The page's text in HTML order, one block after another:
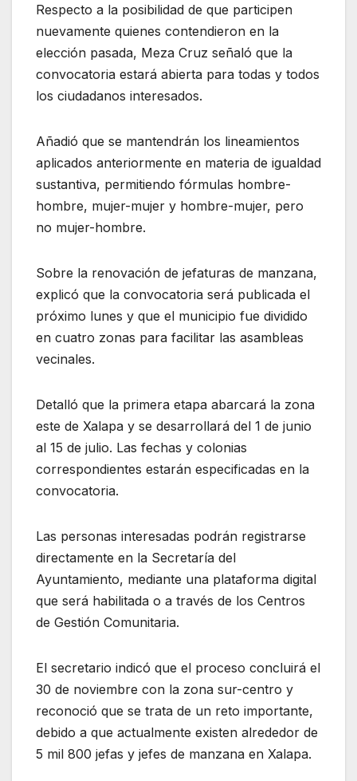
Respecto a la posibilidad de que participen
nuevamente quienes contendieron en la
elección pasada, Meza Cruz señaló que la
convocatoria estará abierta para todas y todos
los ciudadanos interesados.
Añadió que se mantendrán los lineamientos
aplicados anteriormente en materia de igualdad
sustantiva, permitiendo fórmulas hombre-
hombre, mujer-mujer y hombre-mujer, pero
no mujer-hombre.
Sobre la renovación de jefaturas de manzana,
explicó que la convocatoria será publicada el
próximo lunes y que el municipio fue dividido
en cuatro zonas para facilitar las asambleas
vecinales.
Detalló que la primera etapa abarcará la zona
este de Xalapa y se desarrollará del 1 de junio
al 15 de julio. Las fechas y colonias
correspondientes estarán especificadas en la
convocatoria.
Las personas interesadas podrán registrarse
directamente en la Secretaría del
Ayuntamiento, mediante una plataforma digital
que será habilitada o a través de los Centros
de Gestión Comunitaria.
El secretario indicó que el proceso concluirá el
30 de noviembre con la zona sur-centro y
reconoció que se trata de un reto importante,
debido a que actualmente existen alrededor de
5 mil 800 jefas y jefes de manzana en Xalapa.